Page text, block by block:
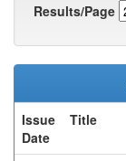
Results/Page
Issue
Date
Title